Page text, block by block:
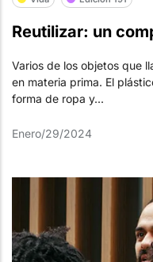
Reutilizar: un
Varios de los objetos que
en materia prima. El
forma de ropa y...
Enero/29/2024